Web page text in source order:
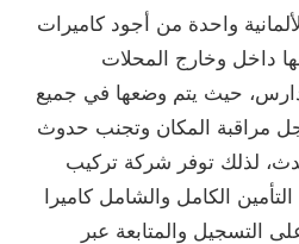
واحدة من أجود كاميرات
داخل وخارج المحلات
حيث يتم وضعها في جميع
مراقبة المكان وتجنب حدوث
لذلك توفر شركة تركيب
الكامل والشامل كاميرا
التسجيل والمتابعة عبر